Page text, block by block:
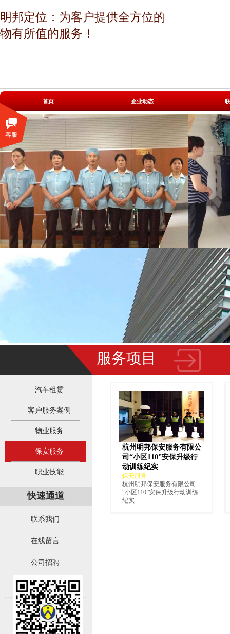
首页 企业动态
明邦定位：为客户提供全方位的
物有所值的服务！
服务项目
汽车租赁
客户服务案例
物业服务
保安服务
职业技能
汽车租赁
客户服务案例
物业服务
保安服务
职业技能
杭州明邦保安服务有限公
司“小区110”安保升级行
动训练纪实
保安服务
杭州明邦保安服务有限公司
“小区110”安保升级行动训练
纪实
快速通道
快速通道
联系我们
联系我们
在线留言
在线留言
公司招聘
公司招聘
公司荣誉
公司荣誉
客服